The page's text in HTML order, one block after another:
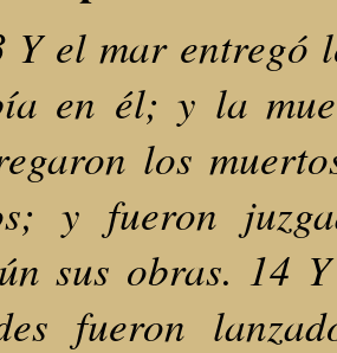
Y el mar entregó
en él; y la
los
y fueron
sus obras. 14
fueron